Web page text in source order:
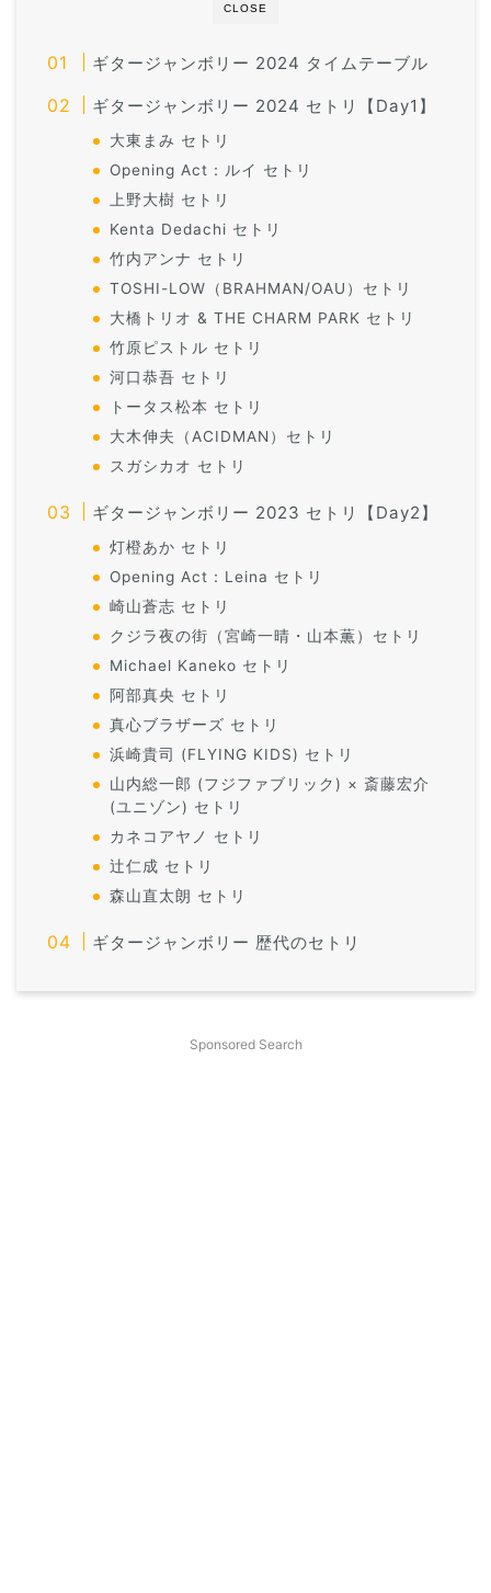
CLOSE
ギタージャンボリー 2024 タイムテーブル
ギタージャンボリー 2024 セトリ【Day1】
大東まみ セトリ
Opening Act：ルイ セトリ
上野大樹 セトリ
Kenta Dedachi セトリ
竹内アンナ セトリ
TOSHI-LOW（BRAHMAN/OAU）セトリ
大橋トリオ & THE CHARM PARK セトリ
竹原ピストル セトリ
河口恭吾 セトリ
トータス松本 セトリ
大木伸夫（ACIDMAN）セトリ
スガシカオ セトリ
ギタージャンボリー 2023 セトリ【Day2】
灯橙あか セトリ
Opening Act：Leina セトリ
崎山蒼志 セトリ
クジラ夜の街（宮崎一晴・山本薫）セトリ
Michael Kaneko セトリ
阿部真央 セトリ
真心ブラザーズ セトリ
浜崎貴司 (FLYING KIDS) セトリ
山内総一郎 (フジファブリック) × 斎藤宏介
(ユニゾン) セトリ
カネコアヤノ セトリ
辻仁成 セトリ
森山直太朗 セトリ
ギタージャンボリー 歴代のセトリ
Sponsored Search